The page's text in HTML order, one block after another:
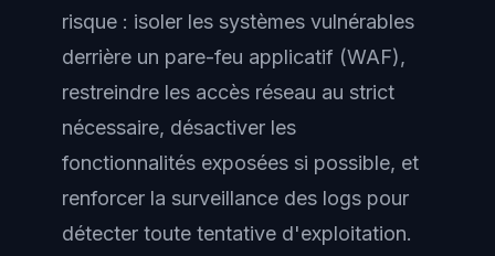
risque : isoler les systèmes vulnérables
derrière un pare-feu applicatif (WAF),
restreindre les accès réseau au strict
nécessaire, désactiver les
fonctionnalités exposées si possible, et
renforcer la surveillance des logs pour
détecter toute tentative d'exploitation.